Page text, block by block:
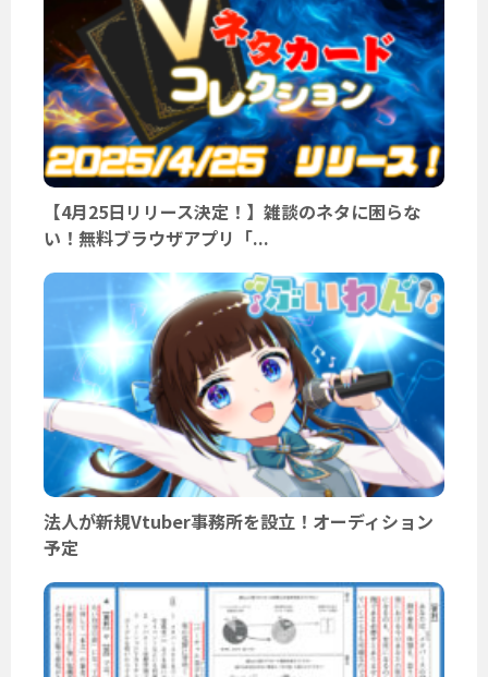
【4月25日リリース決定！】雑談のネタに困らな
い！無料ブラウザアプリ「...
法人が新規Vtuber事務所を設立！オーディション
予定